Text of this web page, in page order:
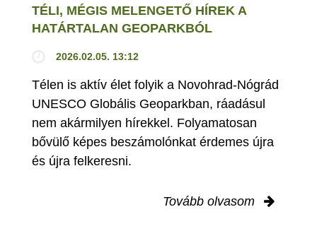
TÉLI, MÉGIS MELENGETŐ HÍREK A
HATÁRTALAN GEOPARKBÓL
2026.02.05. 13:12
Télen is aktív élet folyik a Novohrad-Nógrád
UNESCO Globális Geoparkban, ráadásul
nem akármilyen hírekkel. Folyamatosan
bővülő képes beszámolónkat érdemes újra
és újra felkeresni.
Tovább olvasom